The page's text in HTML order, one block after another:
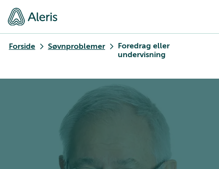
Forside Søvnproblemer
Foredrag eller
undervisning